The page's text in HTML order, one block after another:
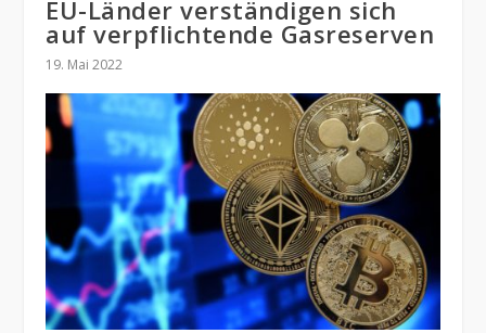
EU-Länder verständigen sich
auf verpflichtende Gasreserven
19. Mai 2022